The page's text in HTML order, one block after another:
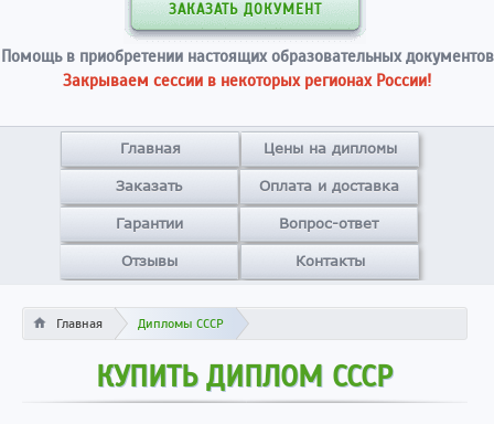
ЗАКАЗАТЬ ДОКУМЕНТ
Помощь в приобретении настоящих образовательных документов
Закрываем сессии в некоторых регионах России!
Главная Цены на дипломы
Заказать Оплата и доставка
Гарантии Вопрос-ответ
Отзывы Контакты
Главная Дипломы СССР
КУПИТЬ ДИПЛОМ СССР